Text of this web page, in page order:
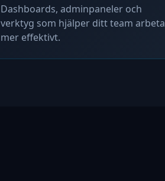
Dashboards, adminpaneler och
verktyg som hjälper ditt team arbeta
mer effektivt.